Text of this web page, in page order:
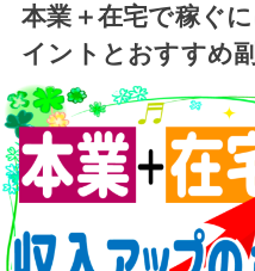
本業＋在宅で稼ぐ
イントとおすすめ